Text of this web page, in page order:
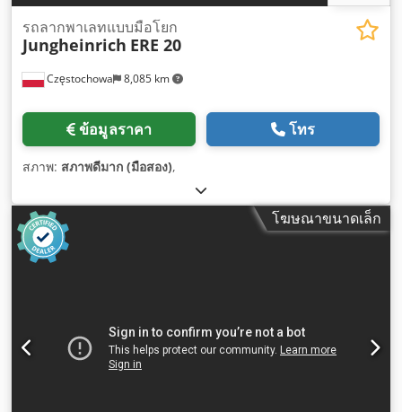
Częstochowa 8,085 km
รถลากพาเลทแบบมือโยก
Jungheinrich ERE 20
ข้อมูลราคา โทร
สภาพ: สภาพดีมาก (มือสอง),
โฆษณาขนาดเล็ก